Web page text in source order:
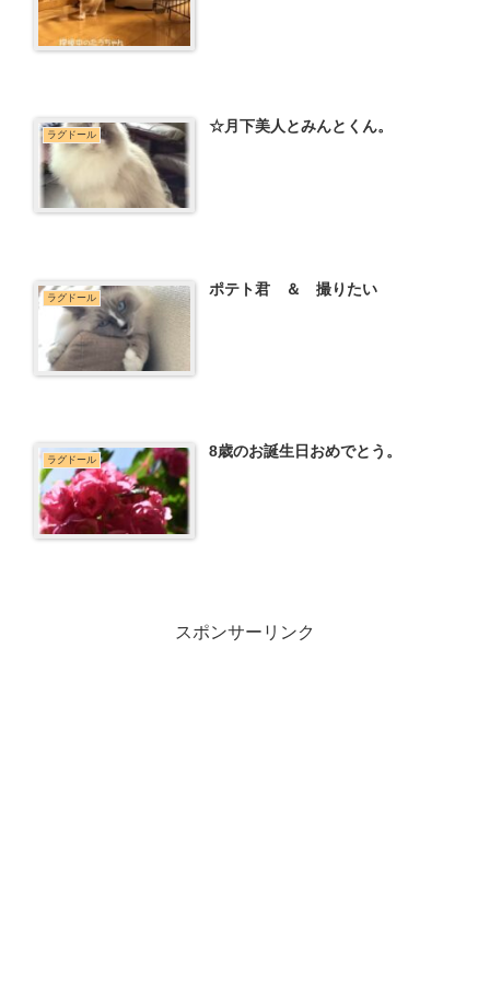
ラグドール ☆月下美人とみんとくん。
ラグドール ポテト君 ＆ 撮りたい
ラグドール 8歳のお誕生日おめでとう。
スポンサーリンク